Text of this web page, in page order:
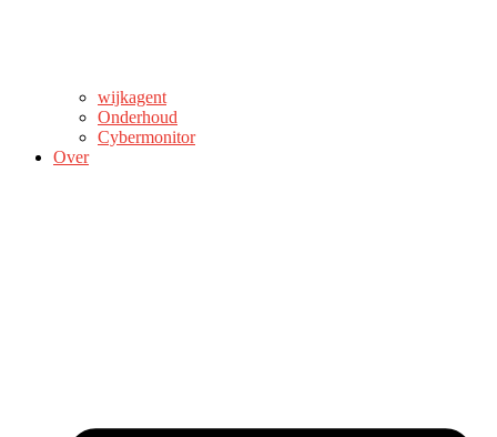
wijkagent
Onderhoud
Cybermonitor
Over